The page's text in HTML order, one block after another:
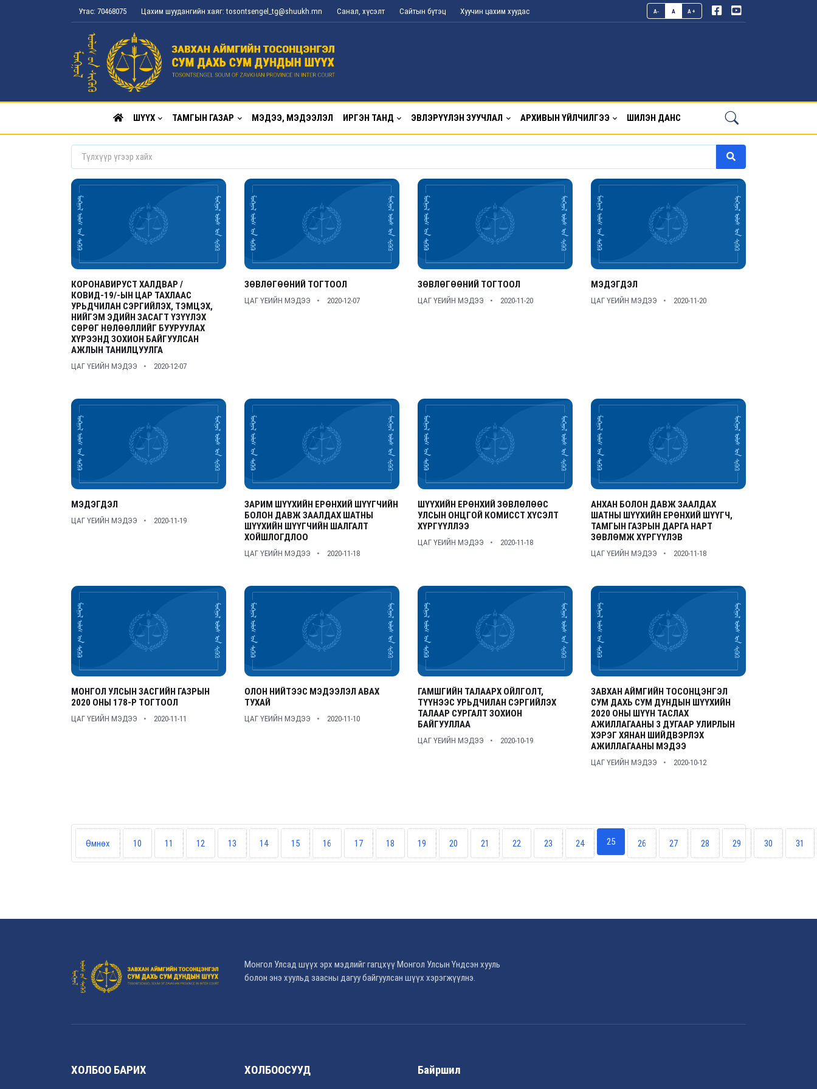
Утас: 70468075 Цахим шуудангийн хаяг: tosontsengel_tg@shuukh.mn Санал, хүсэлт Сайтын бүтэц Хуучин цахим хуудас A- A A+
ШҮҮХ ТАМГЫН ГАЗАР МЭДЭЭ, МЭДЭЭЛЭЛ ИРГЭН ТАНД ЭВЛЭРҮҮЛЭН ЗУУЧЛАЛ АРХИВЫН ҮЙЛЧИЛГЭЭ ШИЛЭН ДАНС
КОРОНАВИРУСТ ХАЛДВАР /
КОВИД-19/-ЫН ЦАР ТАХЛААС
УРЬДЧИЛАН СЭРГИЙЛЭХ, ТЭМЦЭХ,
НИЙГЭМ ЭДИЙН ЗАСАГТ ҮЗҮҮЛЭХ
СӨРӨГ НӨЛӨӨЛЛИЙГ БУУРУУЛАХ
ХҮРЭЭНД ЗОХИОН БАЙГУУЛСАН
АЖЛЫН ТАНИЛЦУУЛГА
ЦАГ ҮЕИЙН МЭДЭЭ 2020-12-07
ЗӨВЛӨГӨӨНИЙ ТОГТООЛ
ЦАГ ҮЕИЙН МЭДЭЭ 2020-12-07
ЗӨВЛӨГӨӨНИЙ ТОГТООЛ
ЦАГ ҮЕИЙН МЭДЭЭ 2020-11-20
МЭДЭГДЭЛ
ЦАГ ҮЕИЙН МЭДЭЭ 2020-11-20
МЭДЭГДЭЛ
ЦАГ ҮЕИЙН МЭДЭЭ 2020-11-19
ЗАРИМ ШҮҮХИЙН ЕРӨНХИЙ ШҮҮГЧИЙН
БОЛОН ДАВЖ ЗААЛДАХ ШАТНЫ
ШҮҮХИЙН ШҮҮГЧИЙН ШАЛГАЛТ
ХОЙШЛОГДЛОО
ЦАГ ҮЕИЙН МЭДЭЭ 2020-11-18
ШҮҮХИЙН ЕРӨНХИЙ ЗӨВЛӨЛӨӨС
УЛСЫН ОНЦГОЙ КОМИССТ ХҮСЭЛТ
ХҮРГҮҮЛЛЭЭ
ЦАГ ҮЕИЙН МЭДЭЭ 2020-11-18
АНХАН БОЛОН ДАВЖ ЗААЛДАХ
ШАТНЫ ШҮҮХИЙН ЕРӨНХИЙ ШҮҮГЧ,
ТАМГЫН ГАЗРЫН ДАРГА НАРТ
ЗӨВЛӨМЖ ХҮРГҮҮЛЭВ
ЦАГ ҮЕИЙН МЭДЭЭ 2020-11-18
МОНГОЛ УЛСЫН ЗАСГИЙН ГАЗРЫН
2020 ОНЫ 178-Р ТОГТООЛ
ЦАГ ҮЕИЙН МЭДЭЭ 2020-11-11
ОЛОН НИЙТЭЭС МЭДЭЭЛЭЛ АВАХ
ТУХАЙ
ЦАГ ҮЕИЙН МЭДЭЭ 2020-11-10
ГАМШГИЙН ТАЛААРХ ОЙЛГОЛТ,
ТҮҮНЭЭС УРЬДЧИЛАН СЭРГИЙЛЭХ
ТАЛААР СУРГАЛТ ЗОХИОН
БАЙГУУЛЛАА
ЦАГ ҮЕИЙН МЭДЭЭ 2020-10-19
ЗАВХАН АЙМГИЙН ТОСОНЦЭНГЭЛ
СУМ ДАХЬ СУМ ДУНДЫН ШҮҮХИЙН
2020 ОНЫ ШҮҮН ТАСЛАХ
АЖИЛЛАГААНЫ 3 ДУГААР УЛИРЛЫН
ХЭРЭГ ХЯНАН ШИЙДВЭРЛЭХ
АЖИЛЛАГААНЫ МЭДЭЭ
ЦАГ ҮЕИЙН МЭДЭЭ 2020-10-12
Өмнөх 10 11 12 13 14 15 16 17 18 19 20 21 22 23 24 25 26 27 28 29 30 31
Монгол Улсад шүүх эрх мэдлийг гагцхүү Монгол Улсын Үндсэн хууль
болон энэ хуульд заасны дагуу байгуулсан шүүх хэрэгжүүлнэ.
ХОЛБОО БАРИХ ХОЛБООСУУД Байршил